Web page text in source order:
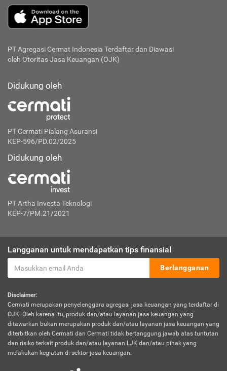
PT Agregasi Cermat Indonesia Terdaftar dan Diawasi
oleh Otoritas Jasa Keuangan (OJK)
Didukung oleh
PT Cermati Pialang Asuransi
KEP-596/PD.02/2025
Didukung oleh
PT Artha Investa Teknologi
KEP-7/PM.21/2021
Langganan untuk mendapatkan tips finansial
Berlangganan
Disclaimer:
Cermati merupakan penyelenggara agregasi jasa keuangan yang terdaftar di
OJK. Oleh karena itu, produk dan/atau layanan jasa keuangan yang
ditawarkan bukan merupakan produk dan/atau layanan jasa keuangan yang
diterbitkan oleh Cermati dan Cermati tidak bertanggung jawab atas tuntutan
dan risiko terkait produk dan/atau layanan LJK dan/atau pihak yang
melakukan kegiatan di sektor jasa keuangan.